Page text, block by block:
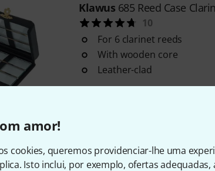
amor!
cookies, queremos providenciar-lhe uma
Isto inclui, por exemplo, ofertas
Klawus 685 Reed Case
10
For 6 clarinet reeds
With wooden core
Leather-clad
10
12 Tenor Sax reeds